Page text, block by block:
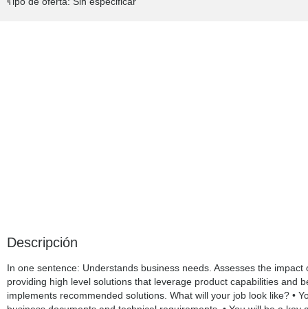
Descripción
In one sentence: Understands business needs. Assesses the
providing high level solutions that leverage product capabilities and
implements recommended solutions. What will your job look like? •